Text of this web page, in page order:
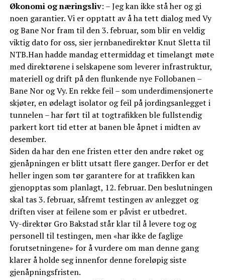
Økonomi og næringsliv: – Jeg kan ikke stå her og gi
noen garantier. Vi er opptatt av å ha tett dialog med Vy
og Bane Nor fram til den 3. februar, som blir en veldig
viktig dato for oss, sier jernbanedirektør Knut Sletta til
NTB.Han hadde mandag ettermiddag et timelangt møte
med direktørene i selskapene som leverer infrastruktur,
materiell og drift på den flunkende nye Follobanen –
Bane Nor og Vy. En rekke feil – som underdimensjonerte
skjøter, en ødelagt isolator og feil på jordingsanlegget i
tunnelen – har ført til at togtrafikken ble fullstendig
parkert kort tid etter at banen ble åpnet i midten av
desember.
Siden da har den ene fristen etter den andre røket og
gjenåpningen er blitt utsatt flere ganger. Derfor er det
heller ingen som tør garantere for at trafikken kan
gjenopptas som planlagt, 12. februar. Den beslutningen
skal tas 3. februar, såfremt testingen av anlegget og
driften viser at feilene som er påvist er utbedret.
Vy-direktør Gro Bakstad står klar til å levere tog og
personell til testingen, men «har ikke de faglige
forutsetningene» for å vurdere om man denne gang
klarer å holde seg innenfor denne foreløpig siste
gjenåpningsfristen.